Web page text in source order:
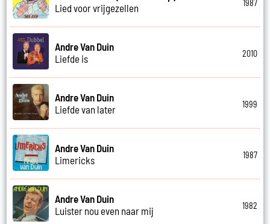
Lied voor vrijgezellen
1987
Andre Van Duin
Liefde is
2010
Andre Van Duin
Liefde van later
1999
Andre Van Duin
Limericks
1987
Andre Van Duin
Luister nou even naar mij
1982